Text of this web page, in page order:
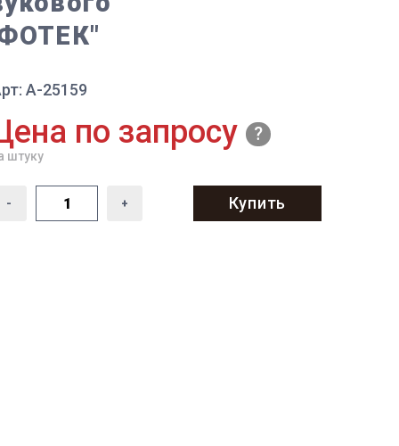
A-25159
по запросу
штуку
- + Купить